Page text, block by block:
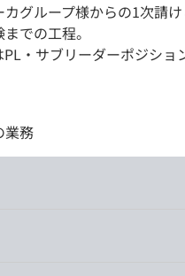
カグループ様からの1次請
での工程。
・サブリーダーポジショ
業務